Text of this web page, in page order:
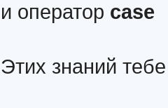
и оператор case
Этих знаний